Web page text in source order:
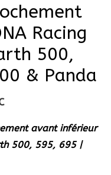
Racing
500,
& Panda
avant inférieur
500, 595, 695 |